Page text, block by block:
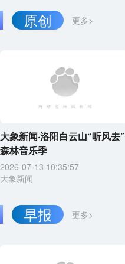
更多>
原创
大象新闻·洛阳白云山“听风去”
森林音乐季
2026-07-13 10:35:57
大象新闻
更多>
早报